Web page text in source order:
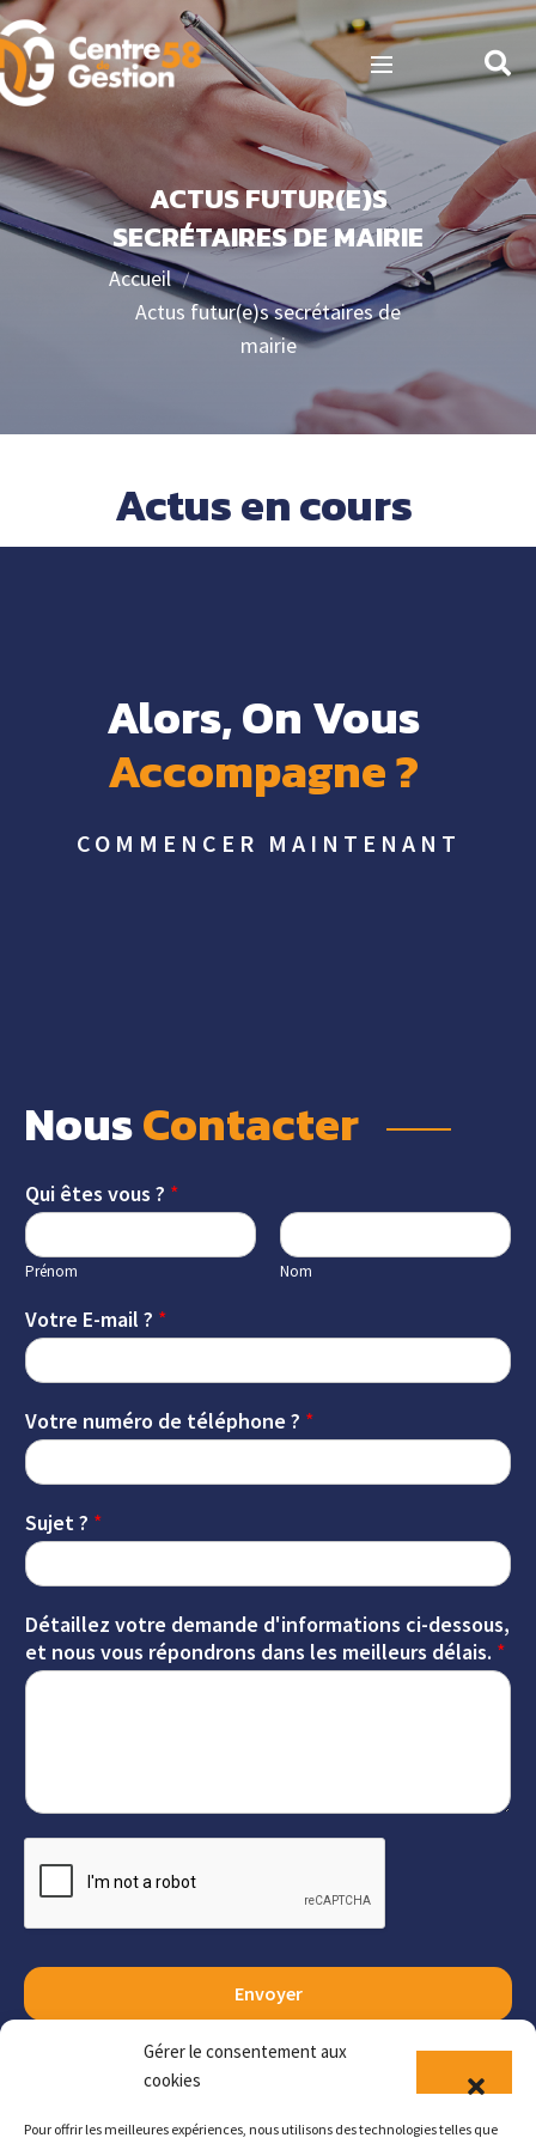
Gérer le consentement aux
cookies
Pour offrir les meilleures expériences, nous utilisons des technologies telles que
ACTUS FUTUR(E)S
SECRÉTAIRES DE MAIRIE
Accueil
Actus futur(e)s secrétaires de
mairie
Actus en cours
Alors, On Vous
Accompagne ?
COMMENCER MAINTENANT
Nous Contacter
Qui êtes vous ? *
Prénom Nom
Votre E-mail ? *
Votre numéro de téléphone ? *
Sujet ? *
Détaillez votre demande d'informations ci-dessous,
et nous vous répondrons dans les meilleurs délais. *
Envoyer